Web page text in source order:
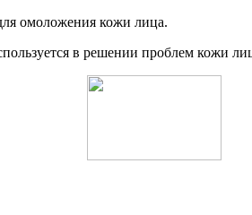
омоложения кожи лица.
в решении проблем кожи